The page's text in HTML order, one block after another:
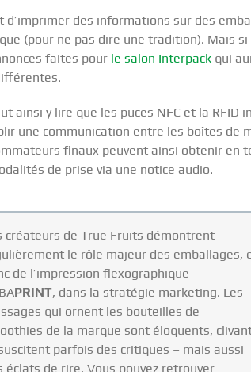
d’imprimer des informations sur des
(pour ne pas dire une tradition). Mais
faites pour le salon Interpackqui
ainsi y lire que les puces NFC et la
une communication entre les boîtes de
finaux peuvent ainsi obtenir en
de prise via une notice audio.
créateurs de True Fruits démontrent
le rôle majeur des emballages,
de l’impression flexographique
PRINT, dans la stratégie marketing. Les
qui ornent les bouteilles de
de la marque sont éloquents,
parfois des critiques – mais aussi
éclats de rire. Vous pouvez retrouver